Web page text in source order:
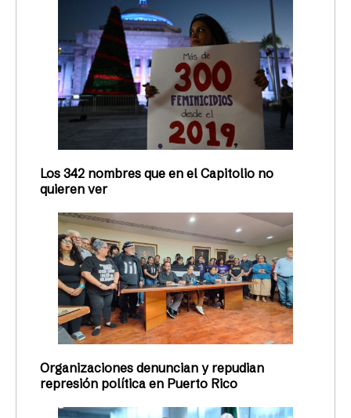
Los 342 nombres que en el Capitolio no
quieren ver
Organizaciones denuncian y repudian
represión política en Puerto Rico